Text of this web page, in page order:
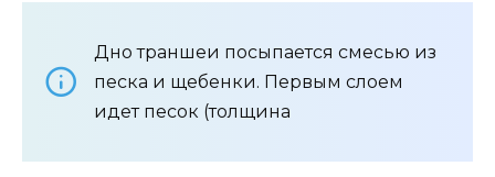
Дно траншеи посыпается смесью из
песка и щебенки. Первым слоем
идет песок (толщина